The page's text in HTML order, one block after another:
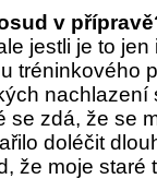
v
jestli je to
tréninkového
se zdá, že se
doléčit
že moje staré